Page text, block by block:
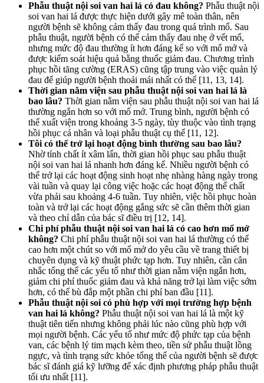
Phẫu thuật nội soi van hai lá có đau không? Phẫu thuật nội
soi van hai lá được thực hiện dưới gây mê toàn thân, nên
người bệnh sẽ không cảm thấy đau trong quá trình mổ. Sau
phẫu thuật, người bệnh có thể cảm thấy đau nhẹ ở vết mổ,
nhưng mức độ đau thường ít hơn đáng kể so với mổ mở và
được kiểm soát hiệu quả bằng thuốc giảm đau. Chương trình
phục hồi tăng cường (ERAS) cũng tập trung vào việc quản lý
đau để giúp người bệnh thoải mái nhất có thể [11, 13, 14].
Thời gian nằm viện sau phẫu thuật nội soi van hai lá là
bao lâu? Thời gian nằm viện sau phẫu thuật nội soi van hai lá
thường ngắn hơn so với mổ mở. Trung bình, người bệnh có
thể xuất viện trong khoảng 3-5 ngày, tùy thuộc vào tình trạng
hồi phục cá nhân và loại phẫu thuật cụ thể [11, 12].
Tôi có thể trở lại hoạt động bình thường sau bao lâu?
Nhờ tính chất ít xâm lấn, thời gian hồi phục sau phẫu thuật
nội soi van hai lá nhanh hơn đáng kể. Nhiều người bệnh có
thể trở lại các hoạt động sinh hoạt nhẹ nhàng hàng ngày trong
vài tuần và quay lại công việc hoặc các hoạt động thể chất
vừa phải sau khoảng 4-6 tuần. Tuy nhiên, việc hồi phục hoàn
toàn và trở lại các hoạt động gắng sức sẽ cần thêm thời gian
và theo chỉ dẫn của bác sĩ điều trị [12, 14].
Chi phí phẫu thuật nội soi van hai lá có cao hơn mổ mở
không? Chi phí phẫu thuật nội soi van hai lá thường có thể
cao hơn một chút so với mổ mở do yêu cầu về trang thiết bị
chuyên dụng và kỹ thuật phức tạp hơn. Tuy nhiên, cần cân
nhắc tổng thể các yếu tố như thời gian nằm viện ngắn hơn,
giảm chi phí thuốc giảm đau và khả năng trở lại làm việc sớm
hơn, có thể bù đắp một phần chi phí ban đầu [11].
Phẫu thuật nội soi có phù hợp với mọi trường hợp bệnh
van hai lá không? Phẫu thuật nội soi van hai lá là một kỹ
thuật tiên tiến nhưng không phải lúc nào cũng phù hợp với
mọi người bệnh. Các yếu tố như mức độ phức tạp của bệnh
van, các bệnh lý tim mạch kèm theo, tiền sử phẫu thuật lồng
ngực, và tình trạng sức khỏe tổng thể của người bệnh sẽ được
bác sĩ đánh giá kỹ lưỡng để xác định phương pháp phẫu thuật
tối ưu nhất [11].